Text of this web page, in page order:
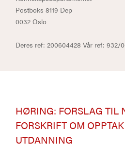
Postboks 8119 Dep
0032 Oslo
Deres ref: 200604428 Vår ref: 932/
HØRING: FORSLAG TIL
FORSKRIFT OM
UTDANNING